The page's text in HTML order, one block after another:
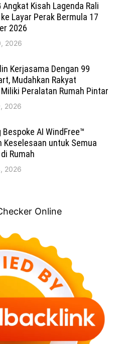
Angkat Kisah Lagenda Rali
Layar Perak Bermula 17
2026
2026
Kerjasama Dengan 99
Mudahkan Rakyat
Peralatan Rumah Pintar
2026
AI WindFree™
Keselesaan untuk Semua
Rumah
2026
Online